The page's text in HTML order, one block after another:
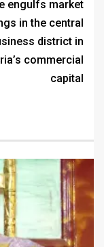
engulfs market
in the central
district in
commercial
capital